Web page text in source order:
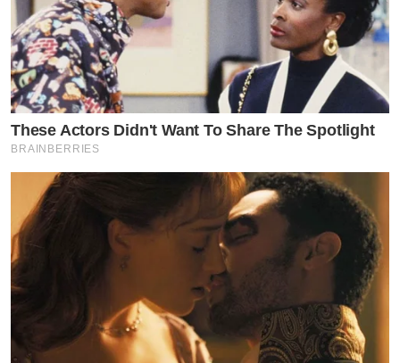
These Actors Didn't Want To Share The Spotlight
BRAINBERRIES